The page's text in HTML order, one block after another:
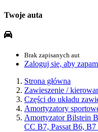
Twoje auta
Brak zapisanych aut
Zaloguj się, aby
Strona główna
Zawieszenie /
Części do układu
Amortyzatory
Amortyzator Bilstein
CC B7, Passat B6,